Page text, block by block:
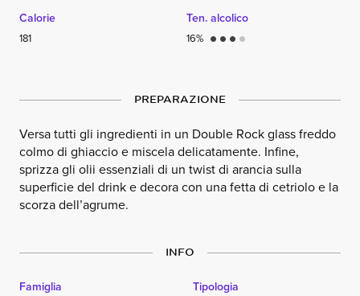
Calorie
181
Ten. alcolico
16% circle circle circle circle
PREPARAZIONE
Versa tutti gli ingredienti in un Double Rock glass freddo
colmo di ghiaccio e miscela delicatamente. Infine,
sprizza gli olii essenziali di un twist di arancia sulla
superficie del drink e decora con una fetta di cetriolo e la
scorza dell’agrume.
INFO
Famiglia Tipologia